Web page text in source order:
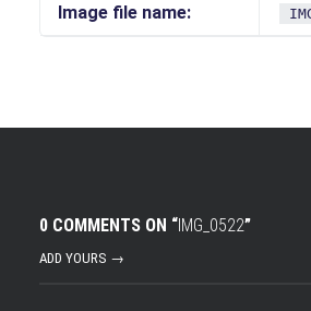
Image file name:
0 COMMENTS ON “IMG_0522”
ADD YOURS →